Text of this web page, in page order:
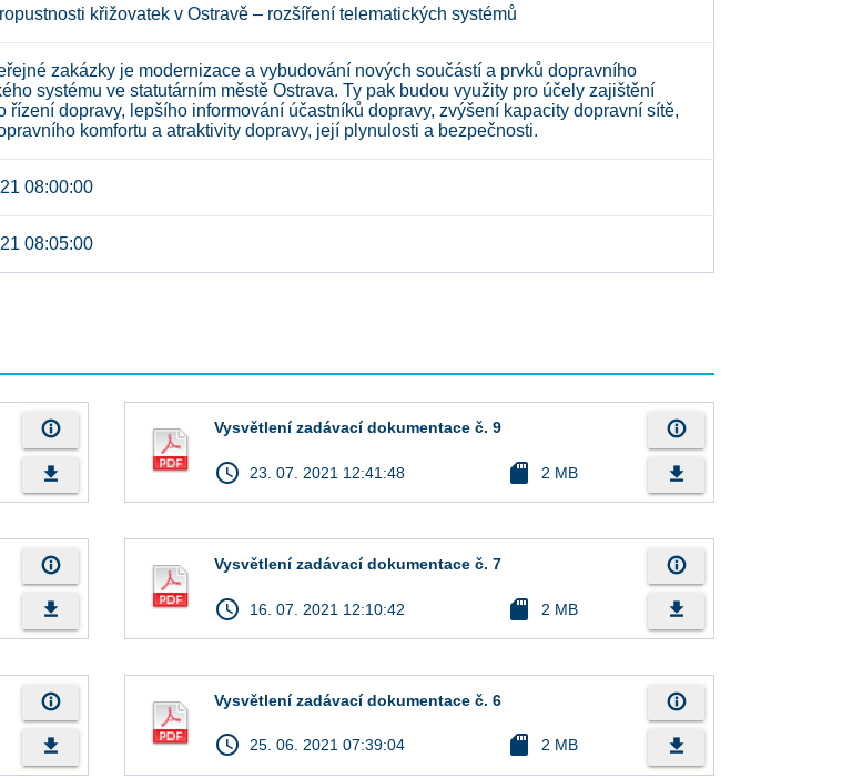
křižovatek v Ostravě – rozšíření telematických systémů
zakázky je modernizace a vybudování nových součástí a prvků dopravního
systému ve statutárním městě Ostrava. Ty pak budou využity pro účely zajištění
řízení dopravy, lepšího informování účastníků dopravy, zvýšení kapacity dopravní sítě,
komfortu a atraktivity dopravy, její plynulosti a bezpečnosti.
08:00:00
08:05:00
info_outline
file_download
Vysvětlení zadávací dokumentace č. 9
access_time 23. 07. 2021 12:41:48 sd_card 2 MB
info_outline
file_download
info_outline
file_download
Vysvětlení zadávací dokumentace č. 7
access_time 16. 07. 2021 12:10:42 sd_card 2 MB
info_outline
file_download
info_outline
file_download
Vysvětlení zadávací dokumentace č. 6
access_time 25. 06. 2021 07:39:04 sd_card 2 MB
info_outline
file_download